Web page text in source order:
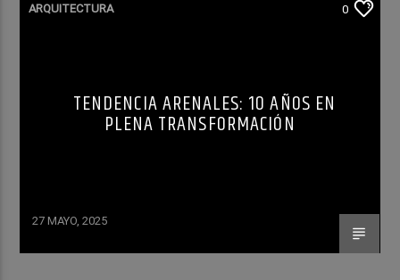
ARQUITECTURA 0
TENDENCIA ARENALES: 10 AÑOS EN
PLENA TRANSFORMACIÓN
27 MAYO, 2025